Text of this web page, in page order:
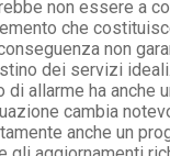
non essere a
che
non
dei servizi
di allarme ha anche
cambia
anche un